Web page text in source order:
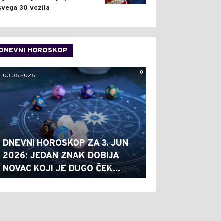
30 vozila
DNEVNI HOROSKOP
0
03.06.2026.
DNEVNI HOROSKOP ZA 3. JUN
2026: JEDAN ZNAK DOBIJA
NOVAC KOJI JE DUGO ČEK...